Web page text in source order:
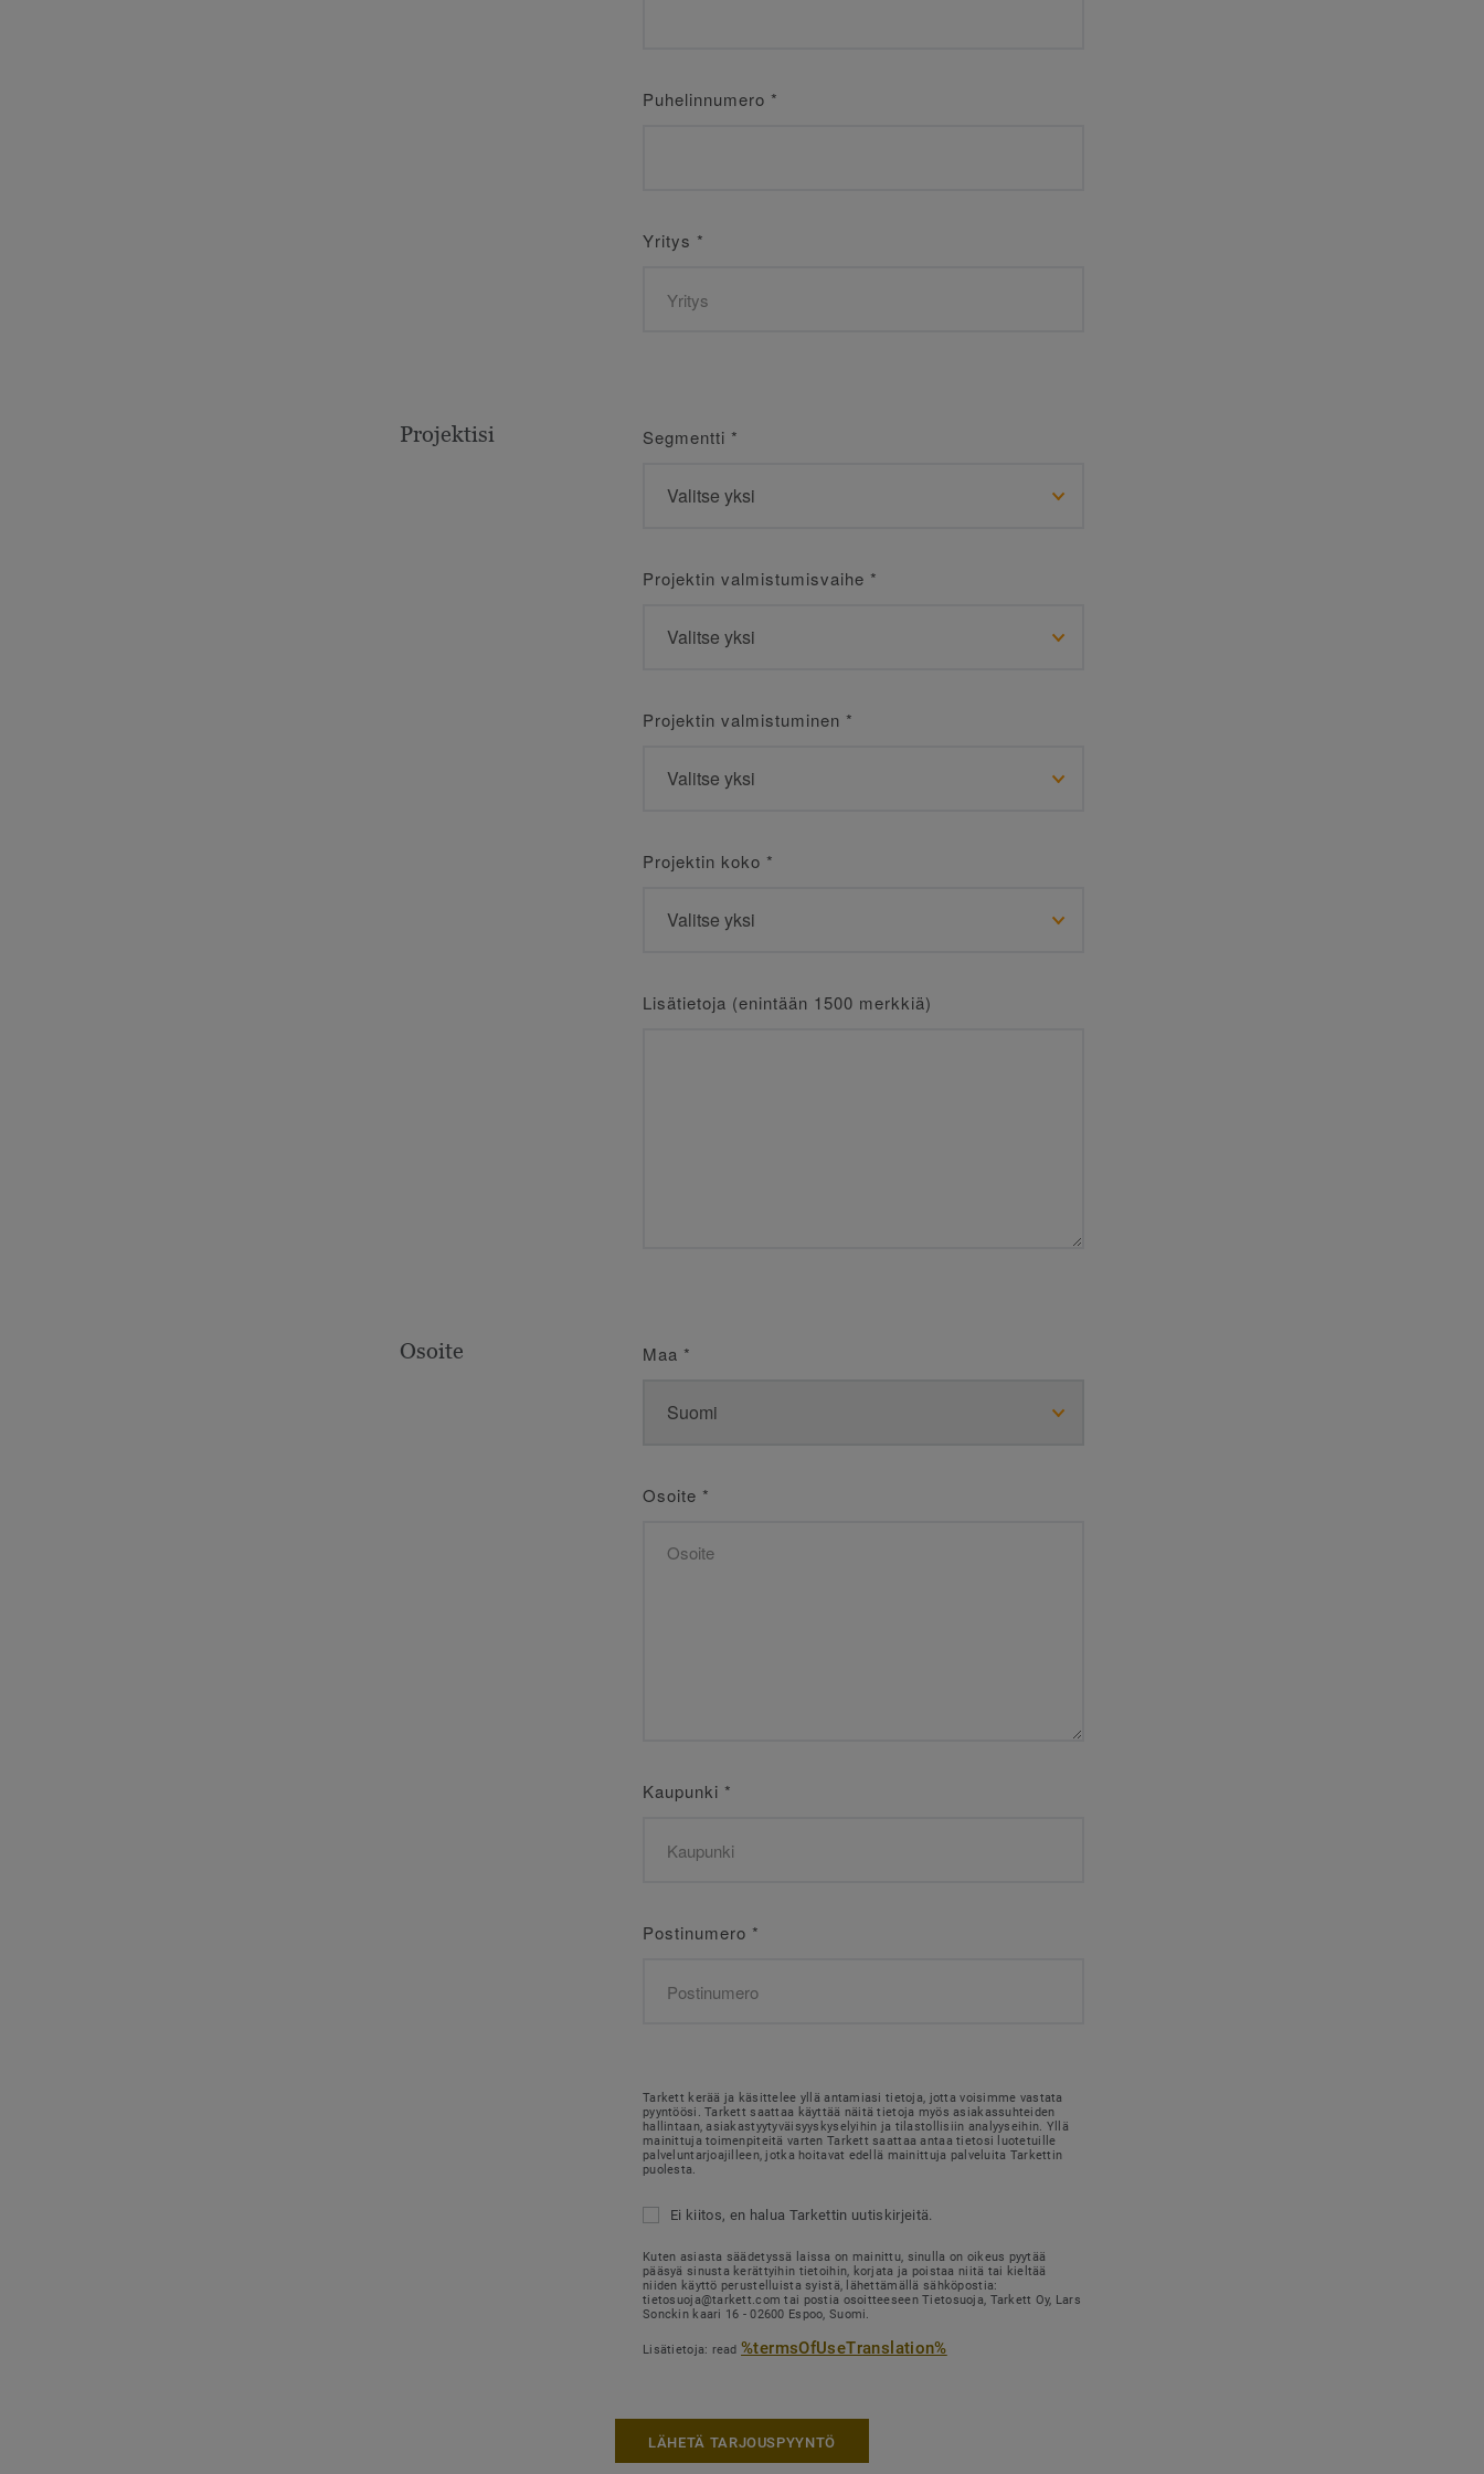
Puhelinnumero *
Yritys *
Projektisi Segmentti *
Projektin valmistumisvaihe *
Projektin valmistuminen *
Projektin koko *
Lisätietoja (enintään 1500 merkkiä)
Osoite Maa *
Osoite *
Kaupunki *
Postinumero *
Tarkett kerää ja käsittelee yllä antamiasi tietoja, jotta voisimme vastata
pyyntöösi. Tarkett saattaa käyttää näitä tietoja myös asiakassuhteiden
hallintaan, asiakastyytyväisyyskyselyihin ja tilastollisiin analyyseihin. Yllä
mainittuja toimenpiteitä varten Tarkett saattaa antaa tietosi luotetuille
palveluntarjoajilleen, jotka hoitavat edellä mainittuja palveluita Tarkettin
puolesta.
Ei kiitos, en halua Tarkettin uutiskirjeitä.
Kuten asiasta säädetyssä laissa on mainittu, sinulla on oikeus pyytää
pääsyä sinusta kerättyihin tietoihin, korjata ja poistaa niitä tai kieltää
niiden käyttö perustelluista syistä, lähettämällä sähköpostia:
tietosuoja@tarkett.com tai postia osoitteeseen Tietosuoja, Tarkett Oy, Lars
Sonckin kaari 16 - 02600 Espoo, Suomi.
Lisätietoja: read%termsOfUseTranslation%
LÄHETÄ TARJOUSPYYNTÖ